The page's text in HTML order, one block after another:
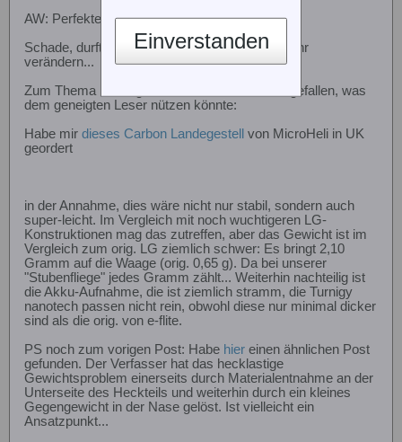
AW: Perfekter Rumpf für den Blade mSR
Schade, durfte meinen letzten Eintrag nicht mehr
verändern...
Zum Thema Landegestell ist mir nochwas eingefallen, was
dem geneigten Leser nützen könnte:
Habe mir dieses Carbon Landegestell
von MicroHeli in UK
geordert
in der Annahme, dies wäre nicht nur stabil, sondern auch
super-leicht. Im Vergleich mit noch wuchtigeren LG-
Konstruktionen mag das zutreffen, aber das Gewicht ist im
Vergleich zum orig. LG ziemlich schwer: Es bringt 2,10
Gramm auf die Waage (orig. 0,65 g). Da bei unserer
"Stubenfliege" jedes Gramm zählt... Weiterhin nachteilig ist
die Akku-Aufnahme, die ist ziemlich stramm, die Turnigy
nanotech passen nicht rein, obwohl diese nur minimal dicker
sind als die orig. von e-flite.
PS noch zum vorigen Post: Habe hier einen ähnlichen Post
gefunden. Der Verfasser hat das hecklastige
Gewichtsproblem einerseits durch Materialentnahme an der
Unterseite des Heckteils und weiterhin durch ein kleines
Gegengewicht in der Nase gelöst. Ist vielleicht ein
Ansatzpunkt...
Einverstanden